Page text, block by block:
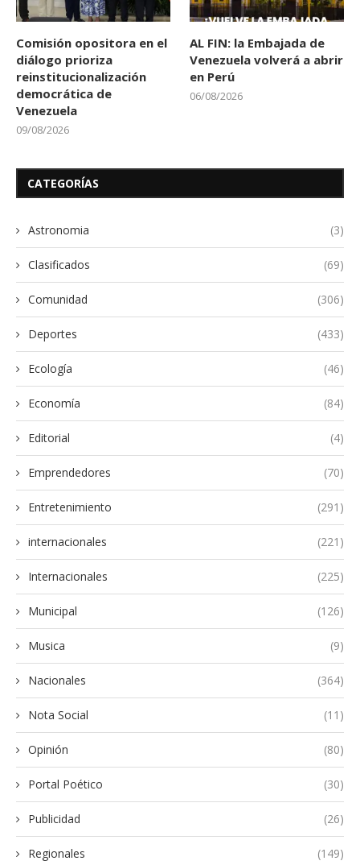
Comisión opositora en el
diálogo prioriza
reinstitucionalización
democrática de
Venezuela
09/08/2026
AL FIN: la Embajada de
Venezuela volverá a abrir
en Perú
06/08/2026
CATEGORÍAS
Astronomia (3)
Clasificados (69)
Comunidad (306)
Deportes (433)
Ecología (46)
Economía (84)
Editorial (4)
Emprendedores (70)
Entretenimiento (291)
internacionales (221)
Internacionales (225)
Municipal (126)
Musica (9)
Nacionales (364)
Nota Social (11)
Opinión (80)
Portal Poético (30)
Publicidad (26)
Regionales (149)